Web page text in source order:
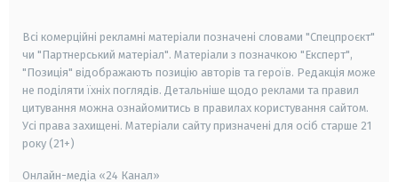
Всі комерційні рекламні матеріали позначені словами "Спецпроєкт"
чи "Партнерський матеріал". Матеріали з позначкою "Експерт",
"Позиція" відображають позицію авторів та героїв. Редакція може
не поділяти їхніх поглядів. Детальніше щодо реклами та правил
цитування можна ознайомитись в правилах користування сайтом.
Усі права захищені. Матеріали сайту призначені для осіб старше 21
року (21+)
Онлайн-медіа «24 Канал»